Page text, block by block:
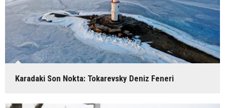
Karadaki Son Nokta: Tokarevsky Deniz Feneri